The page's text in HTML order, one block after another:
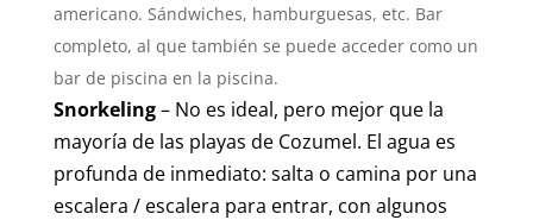
americano. Sándwiches, hamburguesas, etc. Bar
completo, al que también se puede acceder como un
bar de piscina en la piscina.
Snorkeling– No es ideal, pero mejor que la
mayoría de las playas de Cozumel. El agua es
profunda de inmediato: salta o camina por una
escalera / escalera para entrar, con algunos